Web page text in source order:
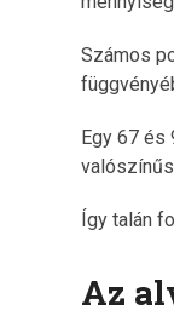
Számos
Egy 67 és
Így talán
Az